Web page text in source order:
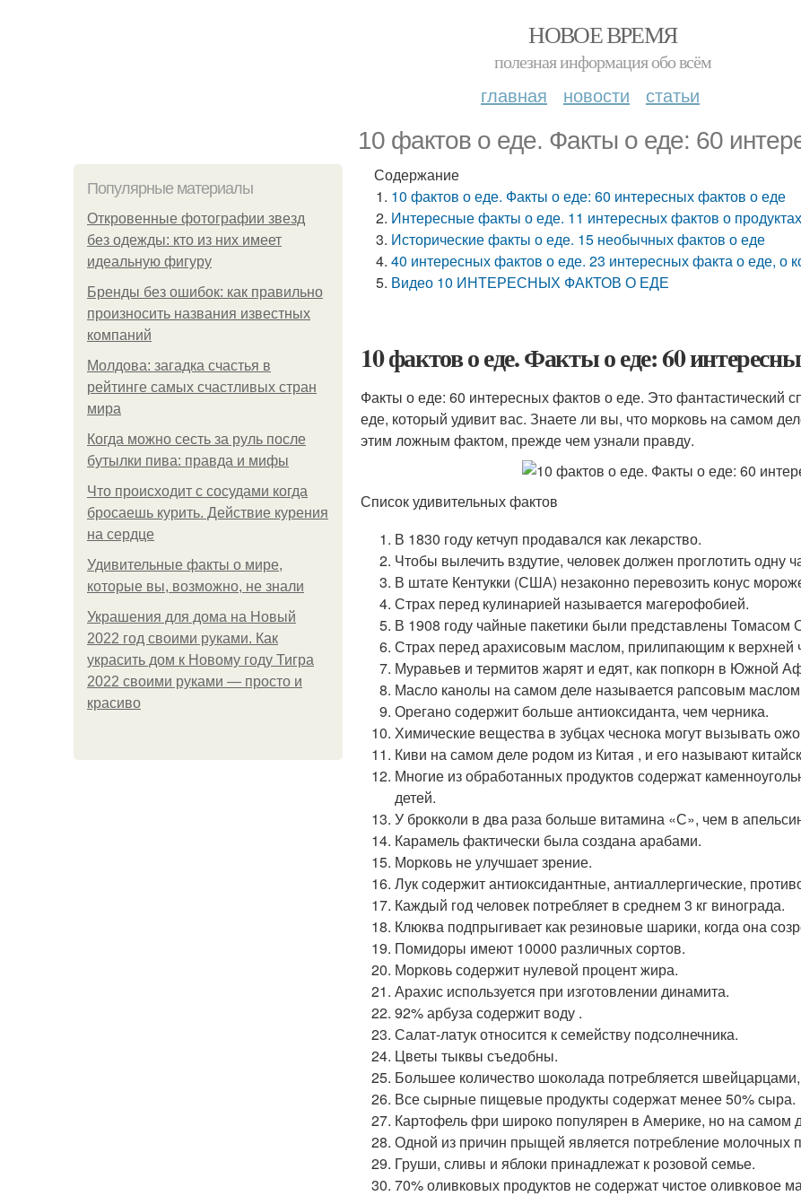
НОВОЕ ВРЕМЯ
полезная информация обо всём
главная новости статьи
10 фактов о еде. Факты о еде: 60
Популярные материалы
Откровенные фотографии звезд
без одежды: кто из них имеет
идеальную фигуру
Бренды без ошибок: как правильно
произносить названия известных
компаний
Молдова: загадка счастья в
рейтинге самых счастливых стран
мира
Когда можно сесть за руль после
бутылки пива: правда и мифы
Что происходит с сосудами когда
бросаешь курить. Действие курения
на сердце
Удивительные факты о мире,
которые вы, возможно, не знали
Украшения для дома на Новый
2022 год своими руками. Как
украсить дом к Новому году Тигра
2022 своими руками — просто и
красиво
Содержание
10 фактов о еде. Факты о еде: 60 интересных фактов о еде
Интересные факты о еде. 11 интересных фактов о
Исторические факты о еде. 15 необычных фактов о еде
40 интересных фактов о еде. 23 интересных факта о еде, о
Видео 10 ИНТЕРЕСНЫХ ФАКТОВ О ЕДЕ
10 фактов о еде. Факты о еде: 60
Факты о еде: 60 интересных фактов о еде. Это фантастический
еде, который удивит вас. Знаете ли вы, что морковь на самом
этим ложным фактом, прежде чем узнали правду.
Список удивительных фактов
В 1830 году кетчуп продавался как лекарство.
Чтобы вылечить вздутие, человек должен проглотить одну
В штате Кентукки (США) незаконно перевозить конус
Страх перед кулинарией называется магерофобией.
В 1908 году чайные пакетики были представлены Томасом
Страх перед арахисовым маслом, прилипающим к верхней
Муравьев и термитов жарят и едят, как попкорн в Южной
Масло канолы на самом деле называется рапсовым
Орегано содержит больше антиоксиданта, чем черника.
Химические вещества в зубцах чеснока могут вызывать
Киви на самом деле родом из Китая , и его называют
Многие из обработанных продуктов содержат
детей.
У брокколи в два раза больше витамина «С», чем в
Карамель фактически была создана арабами.
Морковь не улучшает зрение.
Лук содержит антиоксидантные, антиаллергические,
Каждый год человек потребляет в среднем 3 кг винограда.
Клюква подпрыгивает как резиновые шарики, когда она
Помидоры имеют 10000 различных сортов.
Морковь содержит нулевой процент жира.
Арахис используется при изготовлении динамита.
92% арбуза содержит воду .
Салат-латук относится к семейству подсолнечника.
Цветы тыквы съедобны.
Большее количество шоколада потребляется
Все сырные пищевые продукты содержат менее 50% сыра.
Картофель фри широко популярен в Америке, но на самом
Одной из причин прыщей является потребление молочных
Груши, сливы и яблоки принадлежат к розовой семье.
70% оливковых продуктов не содержат чистое оливковое